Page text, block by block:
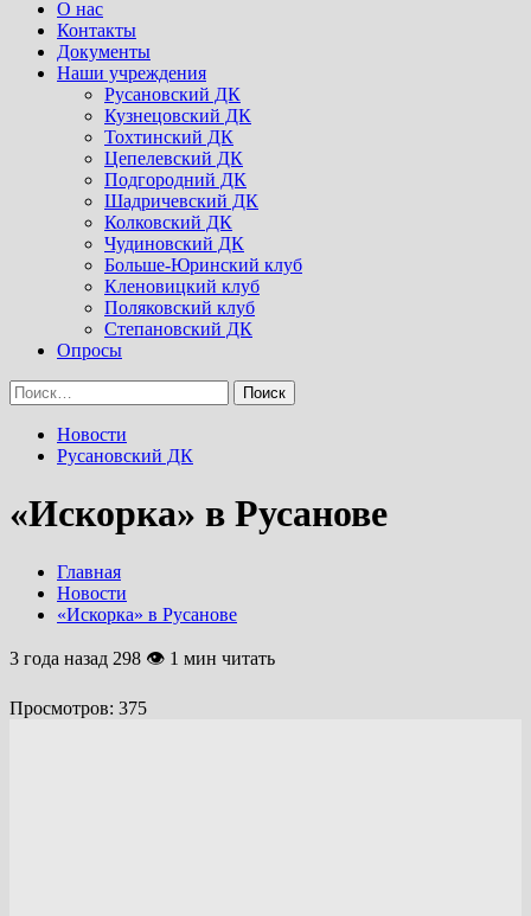
Menu
О нас
Контакты
Документы
Наши учреждения
Русановский ДК
Кузнецовский ДК
Тохтинский ДК
Цепелевский ДК
Подгородний ДК
Шадричевский ДК
Колковский ДК
Чудиновский ДК
Больше-Юринский клуб
Кленовицкий клуб
Поляковский клуб
Степановский ДК
Опросы
Найти:
Новости
Русановский ДК
«Искорка» в Русанове
Главная
Новости
«Искорка» в Русанове
3 года назад 298 👁 1 мин читать
Просмотров: 375